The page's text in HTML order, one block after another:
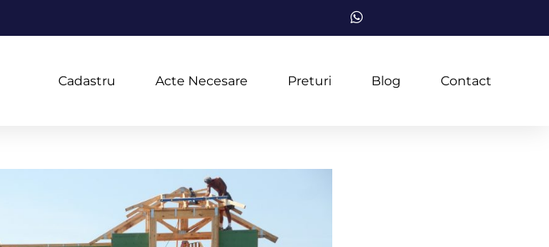
Cadastru Acte Necesare Preturi Blog Contact